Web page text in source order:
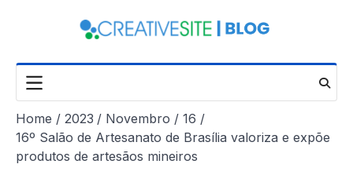
Home 2023 Novembro
16
16º Salão de Artesanato de Brasília valoriza e expõe
produtos de artesãos mineiros